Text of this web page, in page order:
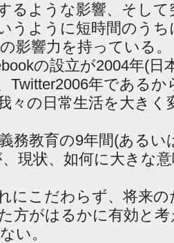
るような影響、そし
うように短時間のう
影響力を持っている。
の設立が2004年(日
Twitter2006年である
々の日常生活を大き
務教育の9年間(あるい
現状、如何に大きな
にこだわらず、将来
方がはるかに有効と
い。